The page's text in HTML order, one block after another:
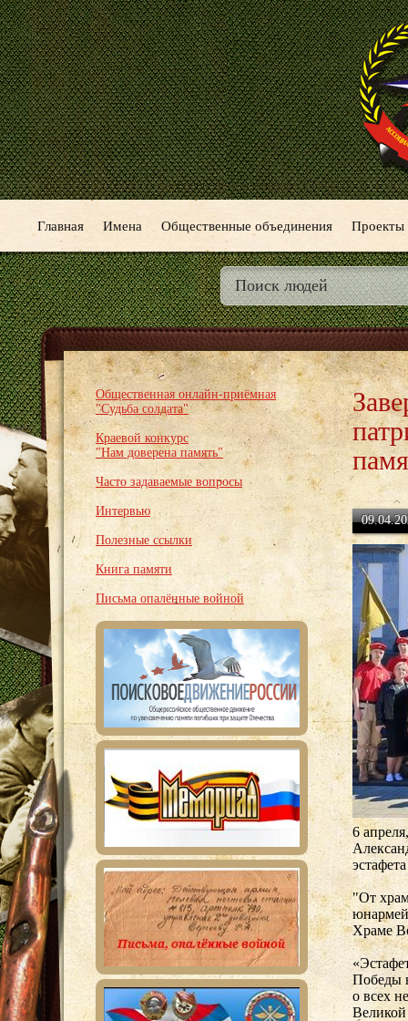
Главная Имена Общественные объединения Проекты
Общественная онлайн-приёмная
"Судьба солдата"
Краевой конкурс
"Нам доверена память"
Часто задаваемые вопросы
Интервью
Полезные ссылки
Книга памяти
Письма опалённые войной
6
"От
Храме
Победы
о всех